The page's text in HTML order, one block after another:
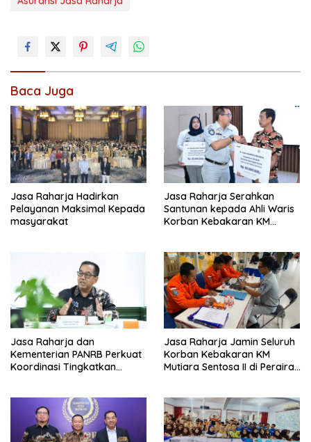
Baca Juga
Jasa Raharja Hadirkan
Pelayanan Maksimal Kepada
masyarakat
Jasa Raharja Serahkan
Santunan kepada Ahli Waris
Korban Kebakaran KM
Jasa Raharja dan
Kementerian PANRB Perkuat
Koordinasi Tingkatkan
Jasa Raharja Jamin Seluruh
Korban Kebakaran KM
Mutiara Sentosa II di Perairan